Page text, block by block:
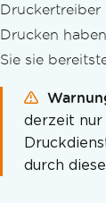
Druckertreiber
Drucken
Sie sie
derzeit nur
durch